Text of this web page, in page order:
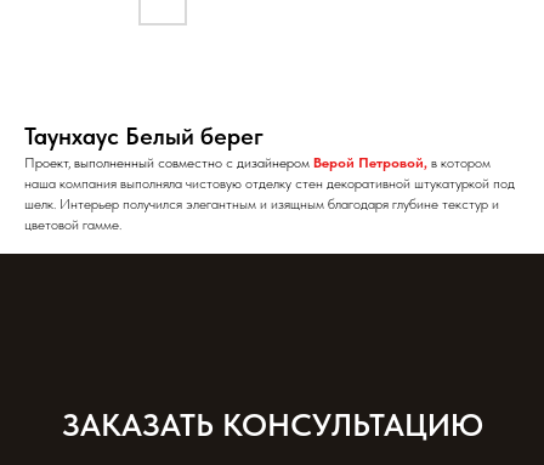
Таунхаус Белый берег
Проект, выполненный совместно с дизайнером Верой Петровой, в котором
наша компания выполняла чистовую отделку стен декоративной штукатуркой под
шелк. Интерьер получился элегантным и изящным благодаря глубине текстур и
цветовой гамме.
ЗАКАЗАТЬ КОНСУЛЬТАЦИЮ